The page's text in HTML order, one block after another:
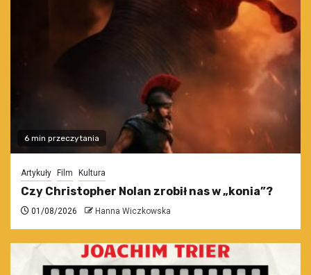
6 min przeczytania
Artykuły Film Kultura
Czy Christopher Nolan zrobił nas w „konia”?
01/08/2026 Hanna Wiczkowska